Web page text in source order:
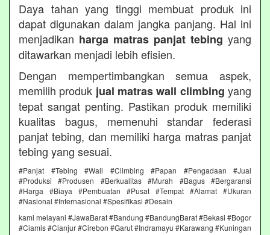
Daya tahan yang tinggi membuat produk ini
dapat digunakan dalam jangka panjang. Hal ini
menjadikan harga matras panjat tebing yang
ditawarkan menjadi lebih efisien.
Dengan mempertimbangkan semua aspek,
memilih produk jual matras wall climbing yang
tepat sangat penting. Pastikan produk memiliki
kualitas bagus, memenuhi standar federasi
panjat tebing, dan memiliki harga matras panjat
tebing yang sesuai.
#Panjat #Tebing #Wall #Climbing #Papan #Pengadaan #Jual
#Produksi #Produsen #Berkualitas #Murah #Bagus #Bergaransi
#Harga #Biaya #Pembuatan #Pusat #Tempat #Alamat #Ukuran
#Nasional #Internasional #Spesifikasi #Desain
kami melayani #JawaBarat #Bandung #BandungBarat #Bekasi #Bogor
#Ciamis #Cianjur #Cirebon #Garut #Indramayu #Karawang #Kuningan